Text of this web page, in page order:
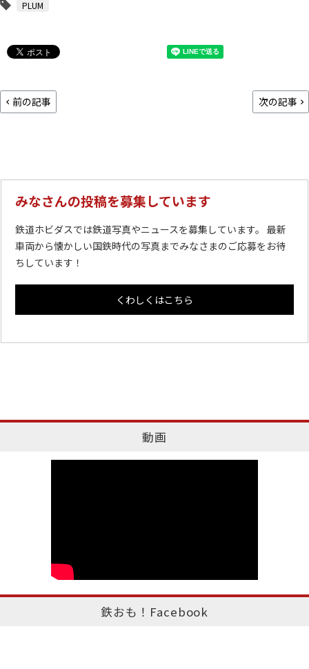
PLUM
前の記事 次の記事
みなさんの投稿を募集しています
鉄道ホビダスでは鉄道写真やニュースを募集しています。 最新
車両から懐かしい国鉄時代の写真までみなさまのご応募をお待
ちしています！
くわしくはこちら
動画
鉄おも！Facebook